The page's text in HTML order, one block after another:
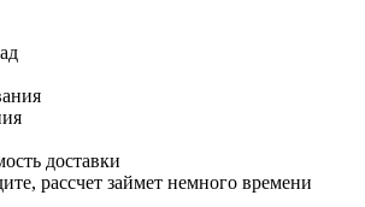
доставки
рассчет займет немного времени